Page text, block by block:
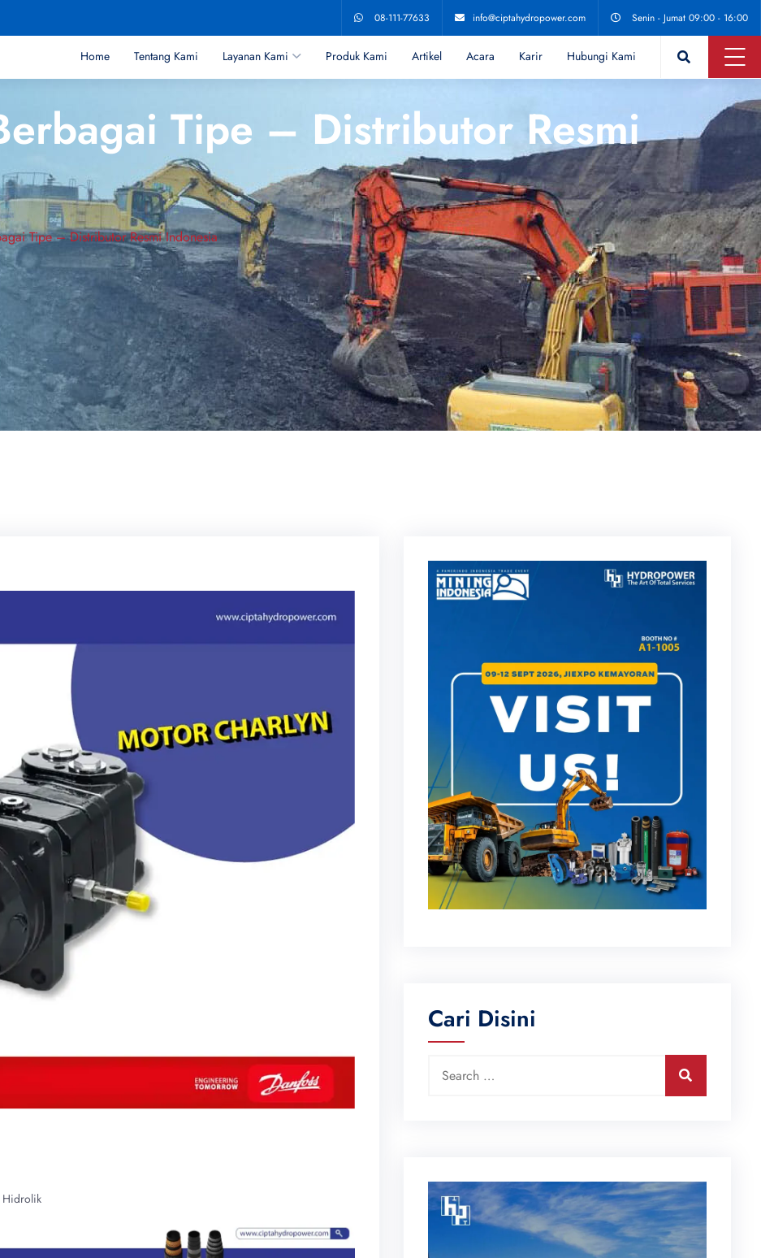
08-111-77633 info@ciptahydropower.com Senin - Jumat 09:00 - 16:00
Home Tentang Kami Layanan Kami Produk Kami Artikel Acara Karir Hubungi Kami
Tipe – Distributor Resmi
Tipe – Distributor Resmi Indonesia
Cari Disini